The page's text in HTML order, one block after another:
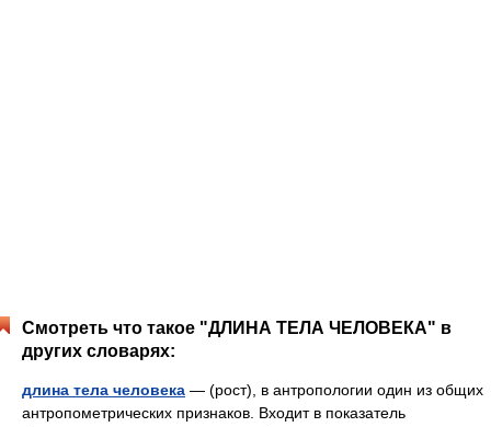
Смотреть что такое "ДЛИНА ТЕЛА ЧЕЛОВЕКА" в
других словарях:
длина тела человека — (рост), в антропологии один из общих
антропометрических признаков. Входит в показатель